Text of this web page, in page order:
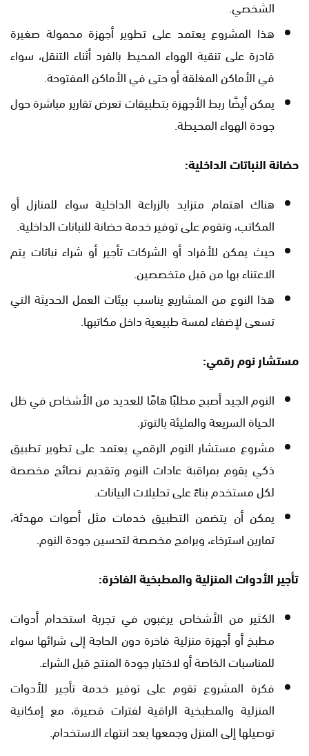
الشخصي.
هذا المشروع يعتمد على تطوير أجهزة محمولة صغيرة
قادرة على تنقية الهواء المحيط بالفرد أثناء التنقل، سواء
في الأماكن المغلقة أو حتى في الأماكن المفتوحة.
يمكن أيضًا ربط الأجهزة بتطبيقات تعرض تقارير مباشرة حول
جودة الهواء المحيطة.
حضانة النباتات الداخلية:
هناك اهتمام متزايد بالزراعة الداخلية سواء للمنازل أو
المكاتب، وتقوم على توفير خدمة حضانة للنباتات الداخلية.
حيث يمكن للأفراد أو الشركات تأجير أو شراء نباتات يتم
الاعتناء بها من قبل متخصصين.
هذا النوع من المشاريع يناسب بيئات العمل الحديثة التي
تسعى لإضفاء لمسة طبيعية داخل مكاتبها.
مستشار نوم رقمي:
النوم الجيد أصبح مطلبًا هامًا للعديد من الأشخاص في ظل
الحياة السريعة والمليئة بالتوتر.
مشروع مستشار النوم الرقمي يعتمد على تطوير تطبيق
ذكي يقوم بمراقبة عادات النوم وتقديم نصائح مخصصة
لكل مستخدم بناءً على تحليلات البيانات.
يمكن أن يتضمن التطبيق خدمات مثل أصوات مهدئة،
تمارين استرخاء، وبرامج مخصصة لتحسين جودة النوم.
تأجير الأدوات المنزلية والمطبخية الفاخرة:
الكثير من الأشخاص يرغبون في تجربة استخدام أدوات
مطبخ أو أجهزة منزلية فاخرة دون الحاجة إلى شرائها سواء
للمناسبات الخاصة أو لاختبار جودة المنتج قبل الشراء.
فكرة المشروع تقوم على توفير خدمة تأجير للأدوات
المنزلية والمطبخية الراقية لفترات قصيرة، مع إمكانية
توصيلها إلى المنزل وجمعها بعد انتهاء الاستخدام.